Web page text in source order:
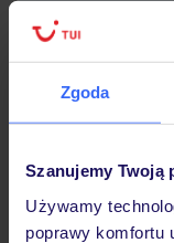
Zgoda
Szanujemy Twoją
Używamy
poprawy komfortu
Hotel
Opinie